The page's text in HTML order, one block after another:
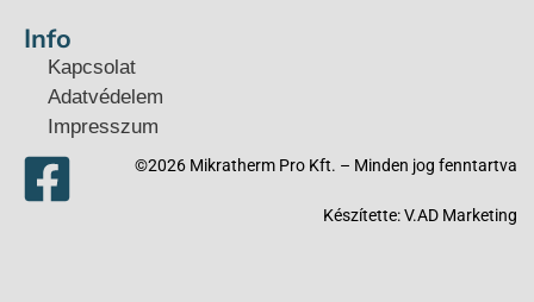
Info
Kapcsolat
Adatvédelem
Impresszum
©2026 Mikratherm Pro Kft. – Minden jog fenntartva​
Készítette:V.AD Marketing